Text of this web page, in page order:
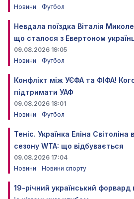
Новини
Футбол
Невдала поїздка Віталія
що сталося з Евертоном
09.08.2026 19:05
Новини
Футбол
Конфлікт між УЄФА та ФІФА!
підтримати УАФ
09.08.2026 18:01
Новини
Футбол
Теніс. Українка Еліна
сезону WTA: що відбувається
09.08.2026 17:04
Новини
Новини спорту
19-річний український